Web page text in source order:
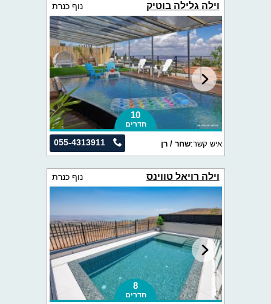
וילה גלילה בוטיק נוף כנרת
10
חדרים
055-4313911 איש קשר:שחר / רן
וילה רויאל טווינס נוף כנרת
8
חדרים